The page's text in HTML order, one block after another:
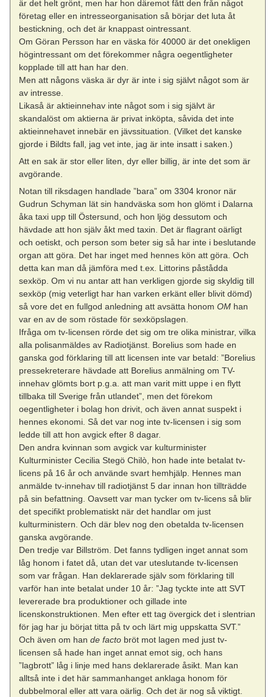
är det helt grönt, men har hon däremot fått den från något
företag eller en intresseorganisation så börjar det luta åt
bestickning, och det är knappast ointressant.
Om Göran Persson har en väska för 40000 är det onekligen
högintressant om det förekommer några oegentligheter
kopplade till att han har den.
Men att någons väska är dyr är inte i sig självt något som är
av intresse.
Likaså är aktieinnehav inte något som i sig självt är
skandalöst om aktierna är privat inköpta, såvida det inte
aktieinnehavet innebär en jävssituation. (Vilket det kanske
gjorde i Bildts fall, jag vet inte, jag är inte insatt i saken.)
Att en sak är stor eller liten, dyr eller billig, är inte det som är
avgörande.
Notan till riksdagen handlade ”bara” om 3304 kronor när
Gudrun Schyman lät sin handväska som hon glömt i Dalarna
åka taxi upp till Östersund, och hon ljög dessutom och
hävdade att hon själv åkt med taxin. Det är flagrant oärligt
och oetiskt, och person som beter sig så har inte i beslutande
organ att göra. Det har inget med hennes kön att göra. Och
detta kan man då jämföra med t.ex. Littorins påstådda
sexköp. Om vi nu antar att han verkligen gjorde sig skyldig till
sexköp (mig veterligt har han varken erkänt eller blivit dömd)
så vore det en fullgod anledning att avsätta honomOM han
var en av de som röstade för sexköpslagen.
Ifråga om tv-licensen rörde det sig om tre olika ministrar, vilka
alla polisanmäldes av Radiotjänst. Borelius som hade en
ganska god förklaring till att licensen inte var betald: ”Borelius
pressekreterare hävdade att Borelius anmälning om TV-
innehav glömts bort p.g.a. att man varit mitt uppe i en flytt
tillbaka till Sverige från utlandet”, men det förekom
oegentligheter i bolag hon drivit, och även annat suspekt i
hennes ekonomi. Så det var nog inte tv-licensen i sig som
ledde till att hon avgick efter 8 dagar.
Den andra kvinnan som avgick var kulturminister
Kulturminister Cecilia Stegö Chilò, hon hade inte betalat tv-
licens på 16 år och använde svart hemhjälp. Hennes man
anmälde tv-innehav till radiotjänst 5 dar innan hon tillträdde
på sin befattning. Oavsett var man tycker om tv-licens så blir
det specifikt problematiskt när det handlar om just
kulturministern. Och där blev nog den obetalda tv-licensen
ganska avgörande.
Den tredje var Billström. Det fanns tydligen inget annat som
låg honom i fatet då, utan det var uteslutande tv-licensen
som var frågan. Han deklarerade själv som förklaring till
varför han inte betalat under 10 år: ”Jag tyckte inte att SVT
levererade bra produktioner och gillade inte
licenskonstruktionen. Men efter ett tag övergick det i slentrian
för jag har ju börjat titta på tv och lärt mig uppskatta SVT.”
Och även om hande facto bröt mot lagen med just tv-
licensen så hade han inget annat emot sig, och hans
”lagbrott” låg i linje med hans deklarerade åsikt. Man kan
alltså inte i det här sammanhanget anklaga honom för
dubbelmoral eller att vara oärlig. Och det är nog så viktigt.